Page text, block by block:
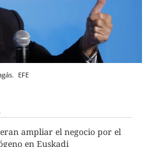
EFE
ampliar el negocio por el
en Euskadi